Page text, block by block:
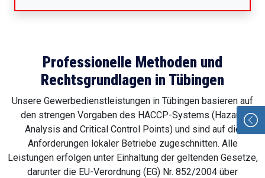
Professionelle Methoden und
Rechtsgrundlagen in Tübingen
Unsere Gewerbedienstleistungen in Tübingen basieren auf
den strengen Vorgaben des HACCP-Systems (Hazard
Analysis and Critical Control Points) und sind auf die
Anforderungen lokaler Betriebe zugeschnitten. Alle
Leistungen erfolgen unter Einhaltung der geltenden Gesetze,
darunter die EU-Verordnung (EG) Nr. 852/2004 über